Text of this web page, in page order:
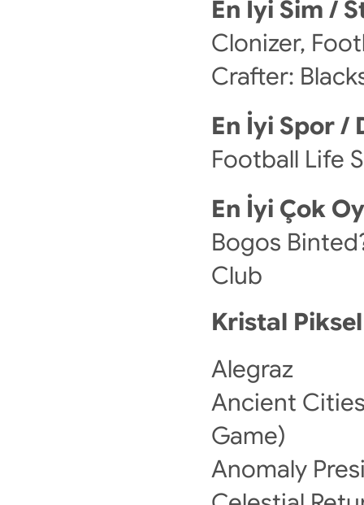
En İyi Sim /
Clonizer,
Crafter:
En İyi Spor /
Football Life
En İyi Çok
Bogos
Club
Kristal
Alegraz
Ancient
Game)
Anomaly